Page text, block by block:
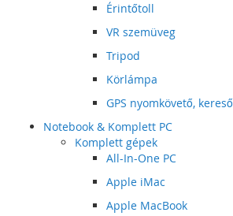
Érintőtoll
VR szemüveg
Tripod
Körlámpa
GPS nyomkövető, kereső
Notebook & Komplett PC
Komplett gépek
All-In-One PC
Apple iMac
Apple MacBook